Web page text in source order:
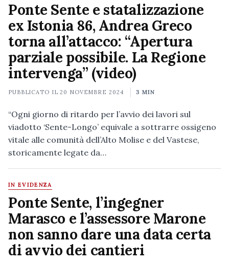
Ponte Sente e statalizzazione
ex Istonia 86, Andrea Greco
torna all’attacco: “Apertura
parziale possibile. La Regione
intervenga” (video)
PUBBLICATO IL20 NOVEMBRE 2024 3 MIN
“Ogni giorno di ritardo per l’avvio dei lavori sul
viadotto ‘Sente-Longo’ equivale a sottrarre ossigeno
vitale alle comunità dell’Alto Molise e del Vastese,
storicamente legate da…
IN EVIDENZA
Ponte Sente, l’ingegner
Marasco e l’assessore Marone
non sanno dare una data certa
di avvio dei cantieri